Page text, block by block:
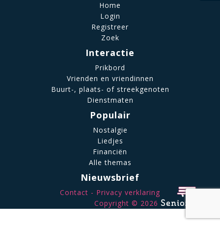
Home
Login
Registreer
Zoek
Interactie
Prikbord
Vrienden en vriendinnen
Buurt-, plaats- of streekgenoten
Dienstmaten
Populair
Nostalgie
Liedjes
Financiën
Alle themas
Nieuwsbrief
Contact
Privacy verklaring
Copyright © 2026